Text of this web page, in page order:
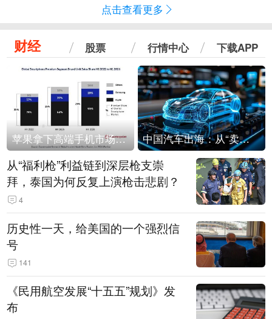
点击查看更多
财经 股票 行情中心 下载APP
苹果拿下高端手机市场65%的份额：iPhone 17系列功不可没 中国汽车出海：从“卖出去”到“走进去”
从“福利枪”利益链到深层枪支崇
拜，泰国为何反复上演枪击悲剧？
4
历史性一天，给美国的一个强烈信
号
141
《民用航空发展“十五五”规划》发
布